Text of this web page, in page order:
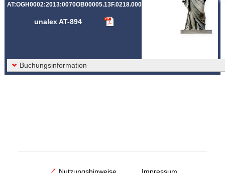
AT:OGH0002:2013:0070OB00005.13F.0218.000
unalex AT-894
Buchungsinformation
Nutzungshinweise Impressum